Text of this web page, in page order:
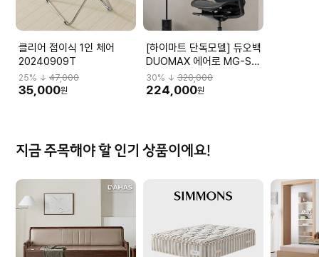
클리어 접이식 1인 체어
20240909T
25% ↓ 47,000
35,000원
[하이마트 단독모델] 듀오백
DUOMAX 에어로 MG-S-
L2 DBBMGHL3NMBN-
M59BK
30% ↓320,000
224,000원
지금 주목해야 할 인기 상품이에요!